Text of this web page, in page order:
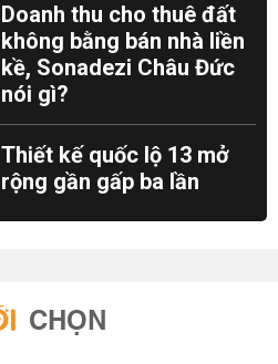
Doanh thu cho thuê đất
không bằng bán nhà liền
kề, Sonadezi Châu Đức
nói gì?
Thiết kế quốc lộ 13 mở
rộng gần gấp ba lần
CHỌN